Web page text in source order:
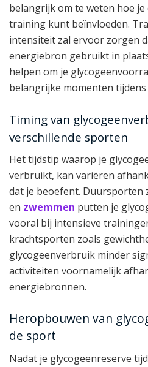
belangrijk om te weten hoe
training kunt beïnvloeden.
intensiteit zal ervoor zorgen
energiebron gebruikt in
helpen om je
belangrijke momenten
Timing van
verschillende sporten
Het tijdstip waarop je
verbruikt, kan variëren
dat je beoefent. Duursporten
en zwemmen putten je
vooral bij intensieve
krachtsporten zoals
glycogeenverbruik minder
activiteiten voornamelijk
energiebronnen.
Heropbouwen van
de sport
Nadat je glycogeenreserve